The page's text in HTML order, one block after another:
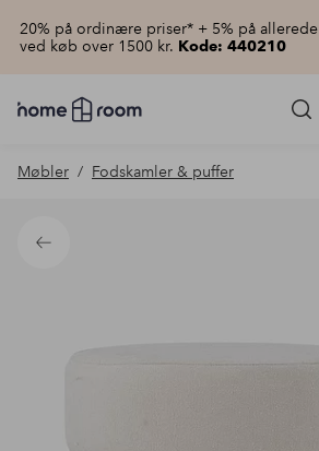
20% på ordinære priser* + 5% på
ved køb over 1500 kr. Kode: 440210
Homeroom
–
hjemmet
pris
Møbler Fodskamler & puffer
Tilbage